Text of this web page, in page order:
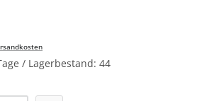
von 4.7 von 5 Sternen
/ Lagerbestand: 44